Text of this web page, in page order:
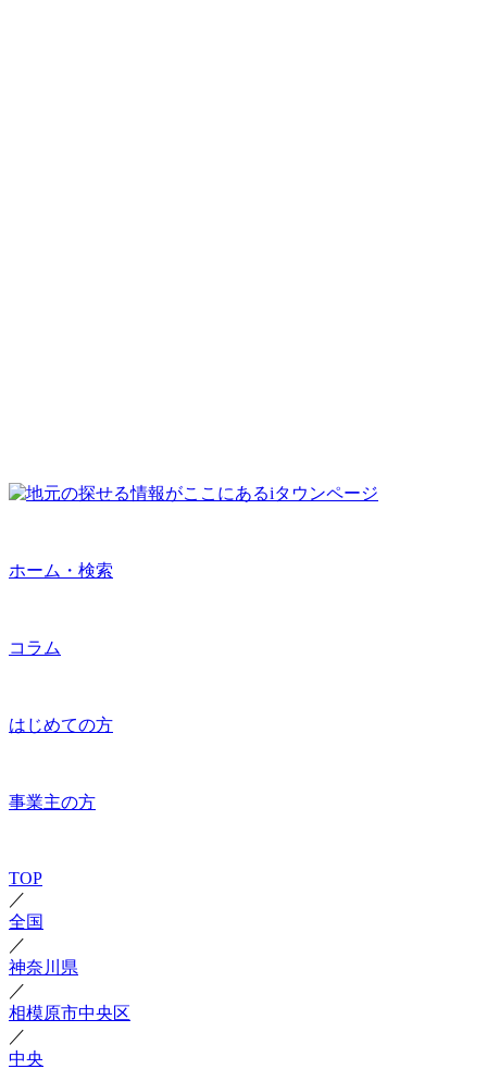
ホーム・検索
コラム
はじめての方
事業主の方
TOP
／
全国
／
神奈川県
／
相模原市中央区
／
中央